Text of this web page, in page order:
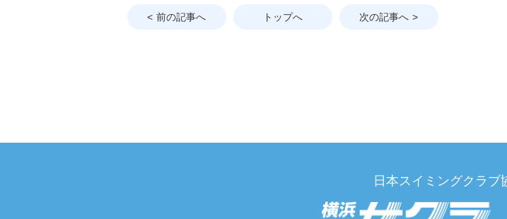
前の記事へ トップへ 次の記事へ
日本スイミングクラブ